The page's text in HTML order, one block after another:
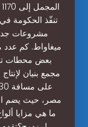
تنفّذ الحكومة
ميغاواط. كم
بعض محطات
مجمع بنيان
ما هي مزايا